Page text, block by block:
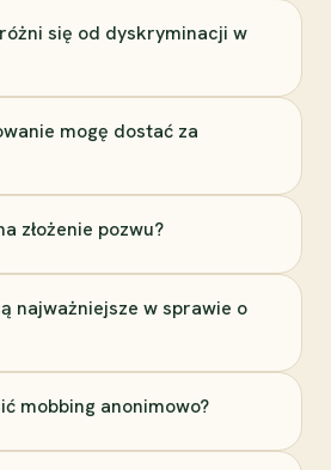
się od dyskryminacji w
mogę dostać za
złożenie pozwu?
najważniejsze w sprawie o
mobbing anonimowo?